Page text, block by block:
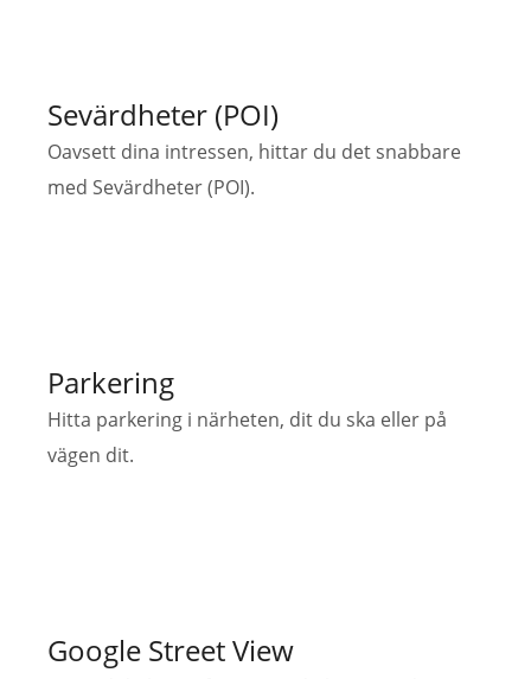
Sevärdheter (POI)
Oavsett dina intressen, hittar du det snabbare
med Sevärdheter (POI).
Parkering
Hitta parkering i närheten, dit du ska eller på
vägen dit.
Google Street View